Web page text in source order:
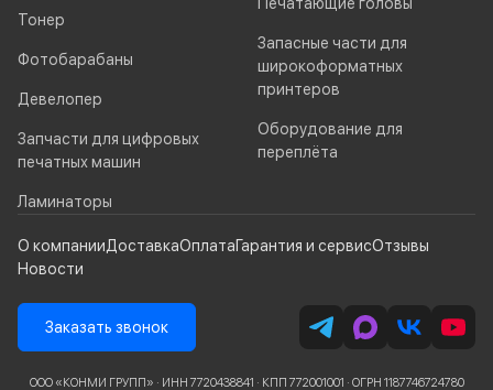
Тонер
Фотобарабаны
Девелопер
Запчасти для цифровых
печатных машин
Ламинаторы
Запасные части для
широкоформатных
принтеров
Оборудование для
переплёта
О компанииДоставкаОплатаГарантия и сервисОтзывы
Новости
Заказать звонок
ООО «КОНМИ ГРУПП» · ИНН 7720438841 · КПП 772001001 · ОГРН 1187746724780